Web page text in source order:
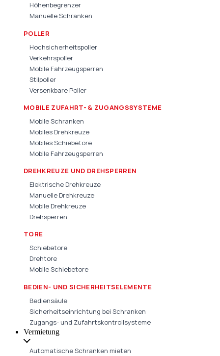
Höhenbegrenzer
Manuelle Schranken
POLLER
Hochsicherheitspoller
Verkehrspoller
Mobile Fahrzeugsperren
Stilpoller
Versenkbare Poller
MOBILE ZUFAHRT- & ZUGANGSSYSTEME
Mobile Schranken
Mobiles Drehkreuze
Mobiles Schiebetore
Mobile Fahrzeugsperren
DREHKREUZE UND DREHSPERREN
Elektrische Drehkreuze
Manuelle Drehkreuze
Mobile Drehkreuze
Drehsperren
TORE
Schiebetore
Drehtore
Mobile Schiebetore
BEDIEN- UND SICHERHEITSELEMENTE
Bediensäule
Sicherheitseinrichtung bei Schranken
Zugangs- und Zufahrtskontrollsysteme
Vermietung
Automatische Schranken mieten